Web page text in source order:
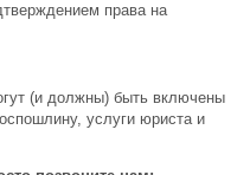
права на
(и должны) быть включены
услуги юриста и